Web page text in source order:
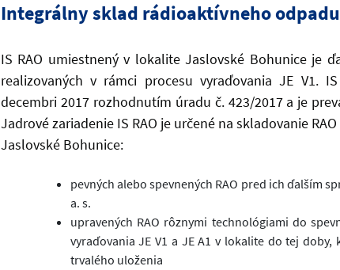
Integrálny sklad rádioaktívneho odpadu
IS RAO umiestnený v lokalite Jaslovské Bohunice je
realizovaných v rámci procesu vyraďovania JE V1.
decembri 2017 rozhodnutím úradu č. 423/2017 a je
Jadrové zariadenie IS RAO je určené na skladovanie
Jaslovské Bohunice:
pevných alebo spevnených RAO pred ich ďalším
a. s.
upravených RAO rôznymi technológiami do
vyraďovania JE V1 a JE A1 v lokalite do tej
trvalého uloženia